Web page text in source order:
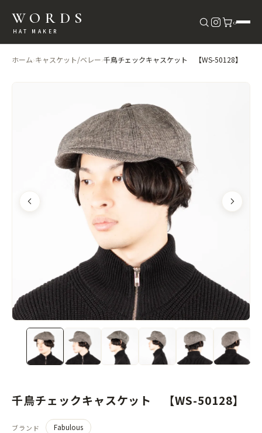
WORDS
HAT MAKER
0
ホーム›キャスケット/ベレー›千鳥チェックキャスケット 【WS-50128】
千鳥チェックキャスケット 【WS-50128】
ブランド
Fabulous